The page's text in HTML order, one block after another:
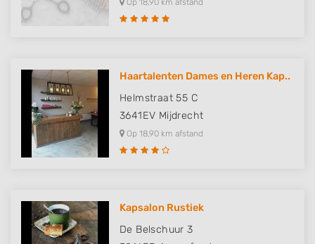
Op 18,90 km afstand
Haartalenten Dames en Heren Kap..
Helmstraat 55 C
3641EV Mijdrecht
Op 18,90 km afstand
Kapsalon Rustiek
De Belschuur 3